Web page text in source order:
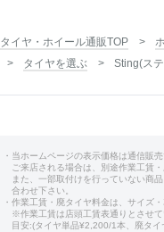
タイヤ・ホイール通販TOP
タイヤを選ぶ
Sting(ス
・当ホームページの表示価格は通信販
ご来店される場合は、別途作業工賃
また、一部取付けを行っていない商
合わせ下さい。
・作業工賃・廃タイヤ料金は、サイズ
※作業工賃は店頭工賃表通りとさせて
目安:(タイヤ単品¥2,200/1本、廃タ